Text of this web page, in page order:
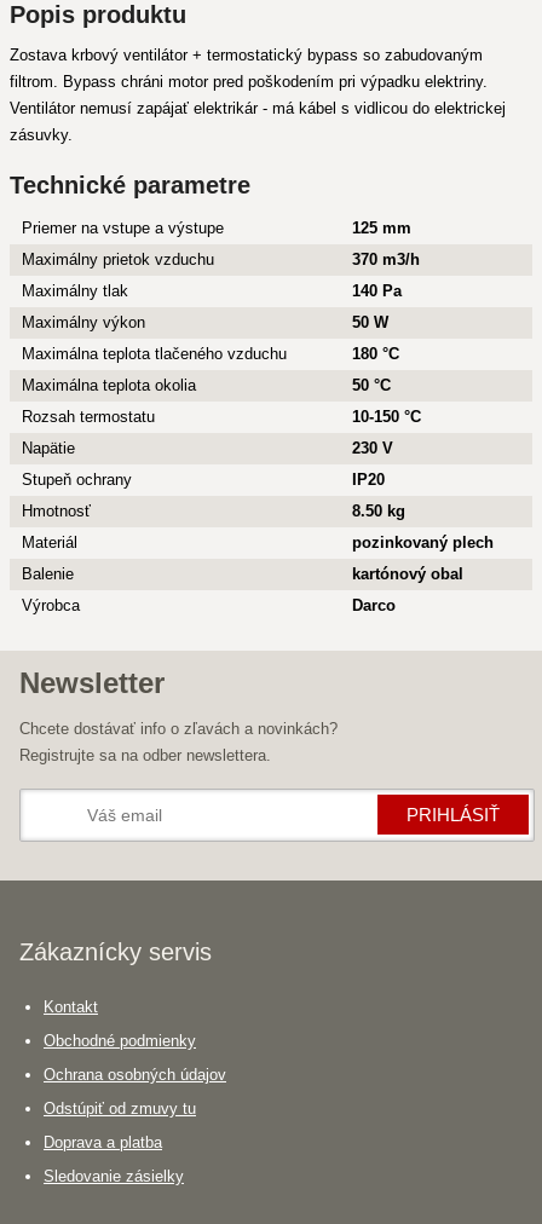
Popis produktu
Zostava krbový ventilátor + termostatický bypass so zabudovaným
filtrom. Bypass chráni motor pred poškodením pri výpadku elektriny.
Ventilátor nemusí zapájať elektrikár - má kábel s vidlicou do elektrickej
zásuvky.
Technické parametre
Priemer na vstupe a výstupe
125 mm
Maximálny prietok vzduchu
370 m3/h
Maximálny tlak
140 Pa
Maximálny výkon
50 W
Maximálna teplota tlačeného vzduchu
180 °C
Maximálna teplota okolia
50 °C
Rozsah termostatu
10-150 °C
Napätie
230 V
Stupeň ochrany
IP20
Hmotnosť
8.50 kg
Materiál
pozinkovaný plech
Balenie
kartónový obal
Výrobca
Darco
Newsletter
Chcete dostávať info o zľavách a novinkách?
Registrujte sa na odber newslettera.
PRIHLÁSIŤ
Zákaznícky servis
Kontakt
Obchodné podmienky
Ochrana osobných údajov
Odstúpiť od zmuvy tu
Doprava a platba
Sledovanie zásielky